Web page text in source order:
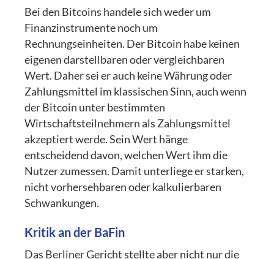
Bei den Bitcoins handele sich weder um
Finanzinstrumente noch um
Rechnungseinheiten. Der Bitcoin habe keinen
eigenen darstellbaren oder vergleichbaren
Wert. Daher sei er auch keine Währung oder
Zahlungsmittel im klassischen Sinn, auch wenn
der Bitcoin unter bestimmten
Wirtschaftsteilnehmern als Zahlungsmittel
akzeptiert werde. Sein Wert hänge
entscheidend davon, welchen Wert ihm die
Nutzer zumessen. Damit unterliege er starken,
nicht vorhersehbaren oder kalkulierbaren
Schwankungen.
Kritik an der BaFin
Das Berliner Gericht stellte aber nicht nur die